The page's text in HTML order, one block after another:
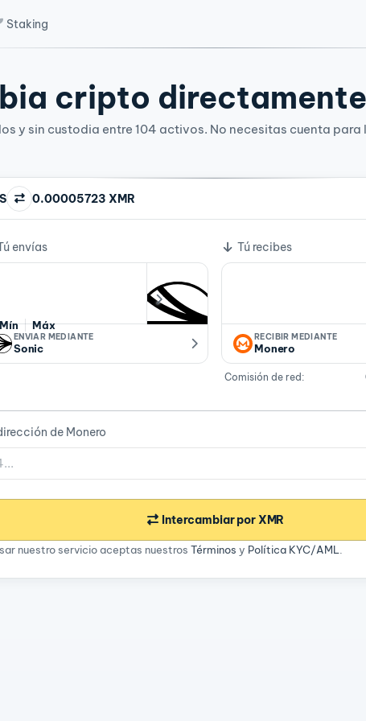
Staking
cripto
y sin custodia entre 104 activos. No necesitas cuenta para
de cambio
0.00005723 XMR
envías
Máx
ENVIAR MEDIANTE
Sonic
Tú recibes
RECIBIR MEDIANTE
Monero
Comisión de red:
de Monero
Intercambiar por XMR
nuestro servicio aceptas nuestros Términos y Política KYC/AML